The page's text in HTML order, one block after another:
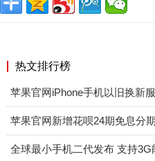
热文排行榜
苹果官网iPhone手机以旧换新
苹果官网新增花呗24期免息分
全球最小手机二代发布 支持